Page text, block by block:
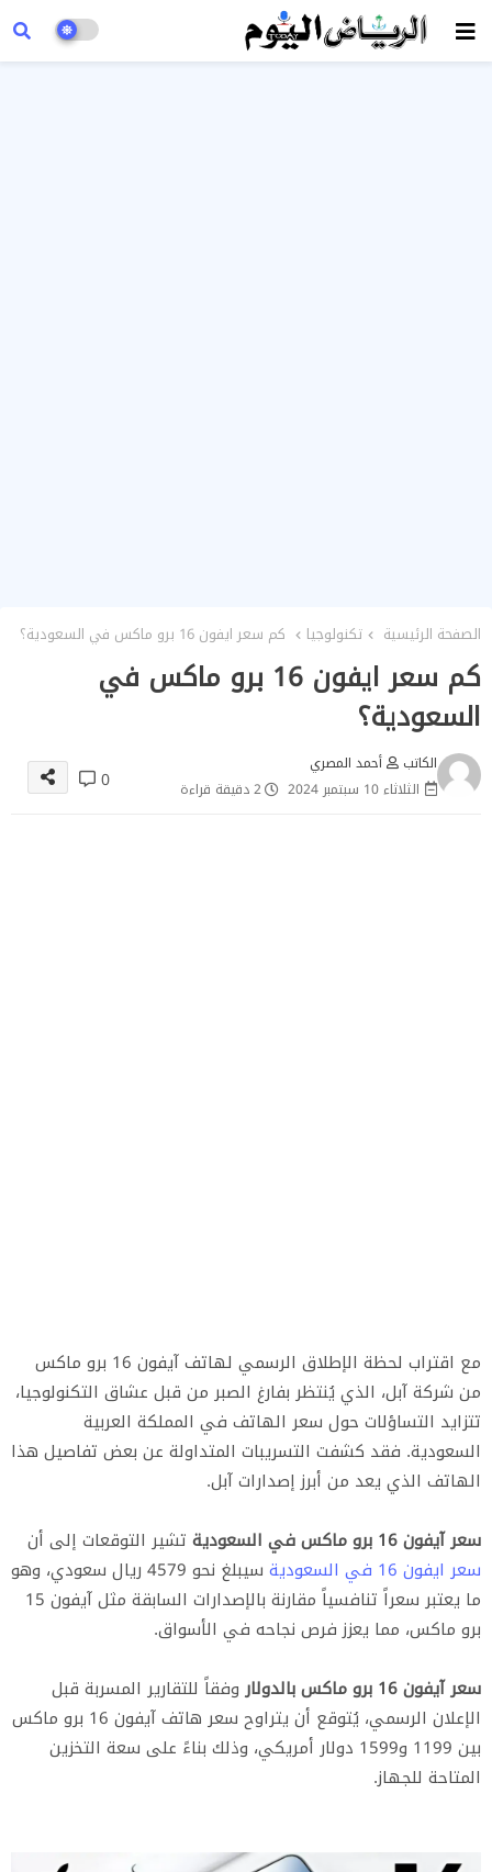
الصفحة الرئيسية تكنولوجيا كم سعر ايفون 16 برو ماكس في السعودية؟
كم سعر ايفون 16 برو ماكس في
السعودية؟
الكاتب
أحمد المصري
الثلاثاء 10 سبتمبر 2024
2 دقيقة قراءة 0
مع اقتراب لحظة الإطلاق الرسمي لهاتف آيفون 16 برو ماكس
من شركة آبل، الذي يُنتظر بفارغ الصبر من قبل عشاق التكنولوجيا،
تتزايد التساؤلات حول سعر الهاتف في المملكة العربية
السعودية. فقد كشفت التسريبات المتداولة عن بعض تفاصيل هذا
الهاتف الذي يعد من أبرز إصدارات آبل.
سعر آيفون 16 برو ماكس في السعودية
تشير التوقعات إلى أن
سعر ايفون 16 في السعودية
سيبلغ نحو 4579 ريال سعودي، وهو
ما يعتبر سعراً تنافسياً مقارنة بالإصدارات السابقة مثل آيفون 15
برو ماكس، مما يعزز فرص نجاحه في الأسواق.
سعر آيفون 16 برو ماكس بالدولار
وفقاً للتقارير المسربة قبل
الإعلان الرسمي، يُتوقع أن يتراوح سعر هاتف آيفون 16 برو ماكس
بين 1199 و1599 دولار أمريكي، وذلك بناءً على سعة التخزين
المتاحة للجهاز.